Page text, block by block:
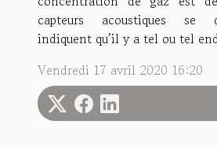
capteurs acoustiques se
indiquent qu’il y a tel ou tel
Vendredi 17 avril 2020 16:20